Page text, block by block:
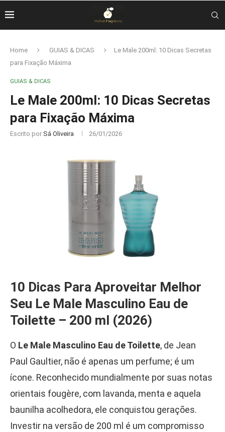
Home GUIAS & DICAS
Le Male 200ml: 10 Dicas Secretas
para Fixação Máxima
GUIAS & DICAS
Le Male 200ml: 10 Dicas Secretas
para Fixação Máxima
Escrito por Sá Oliveira 26/01/2026
10 Dicas Para Aproveitar Melhor
Seu Le Male Masculino Eau de
Toilette – 200 ml (2026)
O Le Male Masculino Eau de Toilette, de Jean
Paul Gaultier, não é apenas um perfume; é um
ícone. Reconhecido mundialmente por suas notas
orientais fougère, com lavanda, menta e aquela
baunilha acolhedora, ele conquistou gerações.
Investir na versão de 200 ml é um compromisso